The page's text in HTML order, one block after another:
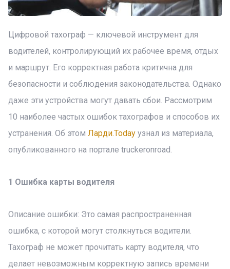
Цифровой тахограф — ключевой инструмент для
водителей, контролирующий их рабочее время, отдых
и маршрут. Его корректная работа критична для
безопасности и соблюдения законодательства. Однако
даже эти устройства могут давать сбои. Рассмотрим
10 наиболее частых ошибок тахографов и способов их
устранения. Об этом Ларди.Today узнал из материала,
опубликованного на портале truckeronroad.
1 Ошибка карты водителя
Описание ошибки: Это самая распространенная
ошибка, с которой могут столкнуться водители.
Тахограф не может прочитать карту водителя, что
делает невозможным корректную запись времени